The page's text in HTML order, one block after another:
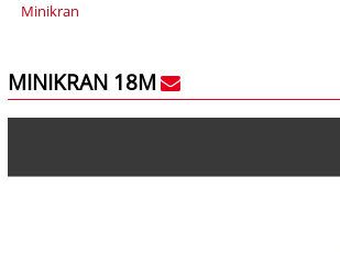
Minikran
MINIKRAN 18M